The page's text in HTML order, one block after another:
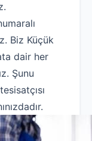
Biz Küçük
dair her
Şunu